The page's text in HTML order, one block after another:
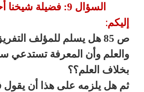
السؤال 9: فضيلة
إليكم:
ص 85 هل يسلم للمؤلف
والعلم وأن المعرفة تستدعي
بخلاف العلم؟؟
ثم هل يلزمه على هذا أن